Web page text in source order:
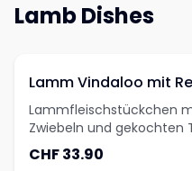
Lamb Dishes
Lamm Vindaloo mit
Lammfleischstückchen
Zwiebeln und gekochten
CHF 33.90